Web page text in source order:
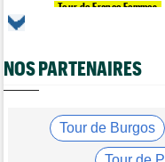
Tour de France Femmes
Puck Pieterse : "Je ne
Tour de Burgos
Felix Gall : "Ma 1ère
NOS PARTENAIRES
Tour de Burgos